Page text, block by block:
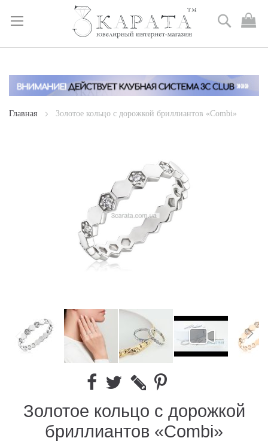
Skip
Content
Поиск
Главная Золотое кольцо с дорожкой бриллиантов «Combi»
Золотое кольцо с дорожкой
бриллиантов «Combi»